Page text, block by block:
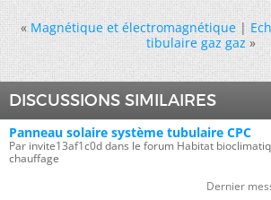
« Magnétique et électromagnétique|
tibulaire gaz gaz »
DISCUSSIONS SIMILAIRES
Panneau solaire système tubulaire CPC
Par invite13af1c0d dans le forum Habitat
chauffage
Dernier